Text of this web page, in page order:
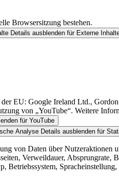
Browsersitzung bestehen.
Details ausblenden für Externe
EU: Google Ireland Ltd.,
von „YouTube“. Weitere
für YouTube
Analyse Details ausblenden für
von Daten über
Verweildauer,
Betriebssystem,